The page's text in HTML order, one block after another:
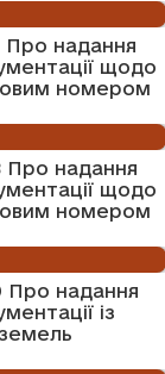
Про надання
щодо
номером
Про надання
щодо
номером
Про надання
із